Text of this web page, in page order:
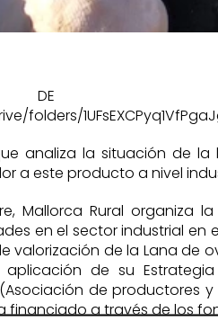
DE LA
folders/
analiza la situación de
a este producto a nivel
Mallorca Rural organiza
en el sector industrial en
valorización de la Lana de
de su
(Asociación de productores
a través de los